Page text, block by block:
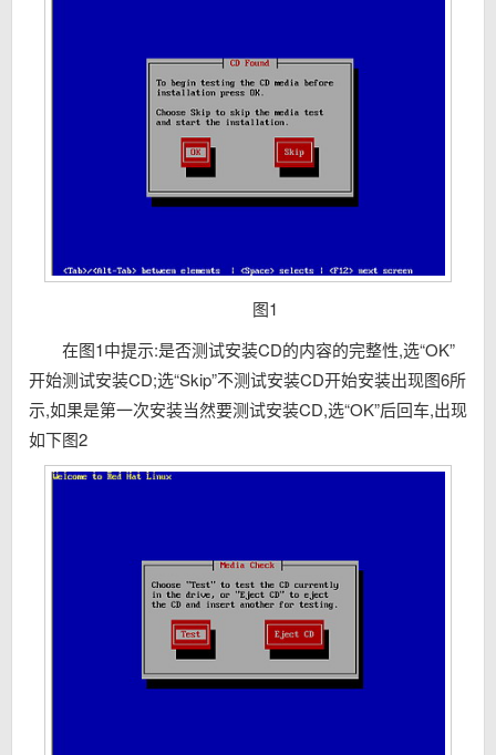
图1
在图1中提示:是否测试安装CD的内容的完整性,选“OK”
开始测试安装CD;选“Skip”不测试安装CD开始安装出现图6所
示,如果是第一次安装当然要测试安装CD,选“OK”后回车,出现
如下图2